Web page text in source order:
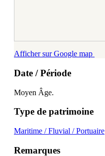
Afficher sur Google map
Date / Période
Moyen Âge.
Type de patrimoine
Maritime / Fluvial / Portuaire
Remarques